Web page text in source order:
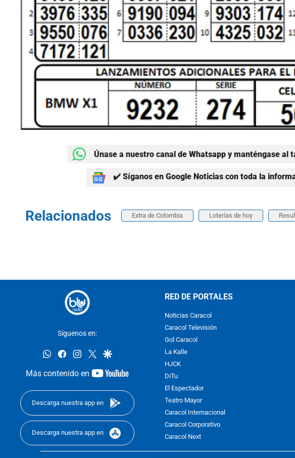
Únase a nuestro canal de Whatsapp y manténgase al
✔️ Síganos en Google Noticias con toda la
Relacionados Extra de Colombia Loterías de hoy
Síguenos en:
whatsappfacebookinstagram
twittergoogle
Más contenido en
youtube-
Descarga nuestra app en
Descarga nuestra app en
RED DE PORTALES
Noticias Caracol
Caracol Televisión
Gol Caracol
La Kalle
HJCK
DiTu
El Espectador
Teatro Mayor
Caracol Internacional
Caracol Corporativo
Caracol Next